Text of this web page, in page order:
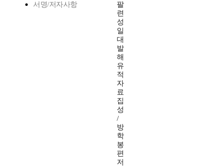
서명/저자사항
팔
련
성
일
대
발
해
유
적
자
료
집
성
/
방
학
봉
편
저